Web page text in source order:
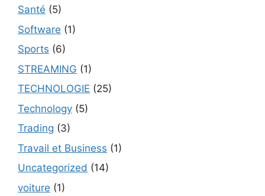
Santé (5)
Software (1)
Sports (6)
STREAMING (1)
TECHNOLOGIE (25)
Technology (5)
Trading (3)
Travail et Business (1)
Uncategorized (14)
voiture (1)